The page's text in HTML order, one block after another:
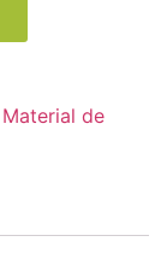
Material de